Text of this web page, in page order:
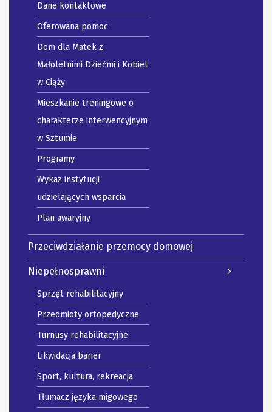
Dane kontaktowe
Oferowana pomoc
Dom dla Matek z
Małoletnimi Dziećmi i Kobiet
w Ciąży
Mieszkanie treningowe o
charakterze interwencyjnym
w Sztumie
Programy
Wykaz instytucji
udzielających wsparcia
Plan awaryjny
Przeciwdziałanie przemocy domowej
Niepełnosprawni
Sprzęt rehabilitacyjny
Przedmioty ortopedyczne
Turnusy rehabilitacyjne
Likwidacja barier
Sport, kultura, rekreacja
Tłumacz języka migowego